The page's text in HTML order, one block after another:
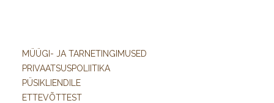
MÜÜGI- JA TARNETINGIMUSED
PRIVAATSUSPOLIITIKA
PÜSIKLIENDILE
ETTEVÕTTEST